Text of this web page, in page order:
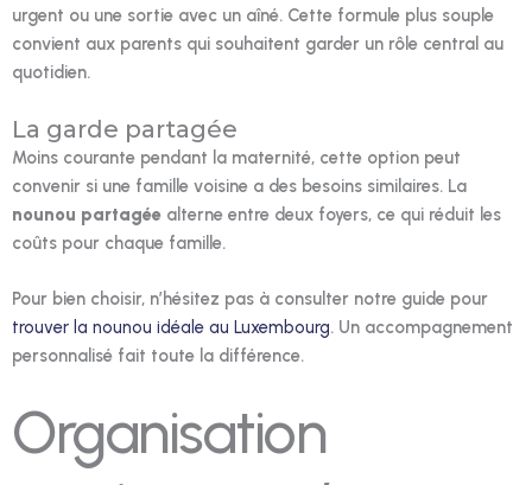
urgent ou une sortie avec un aîné. Cette formule plus souple
convient aux parents qui souhaitent garder un rôle central au
quotidien.
La garde partagée
Moins courante pendant la maternité, cette option peut
convenir si une famille voisine a des besoins similaires. La
nounou partagée alterne entre deux foyers, ce qui réduit les
coûts pour chaque famille.
Pour bien choisir, n’hésitez pas à consulter notre guide pour
trouver la nounou idéale au Luxembourg. Un accompagnement
personnalisé fait toute la différence.
Organisation